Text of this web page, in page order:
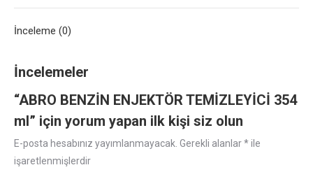
İnceleme (0)
İncelemeler
“ABRO BENZİN ENJEKTÖR TEMİZLEYİCİ 354
ml” için yorum yapan ilk kişi siz olun
E-posta hesabınız yayımlanmayacak. Gerekli alanlar*ile
işaretlenmişlerdir